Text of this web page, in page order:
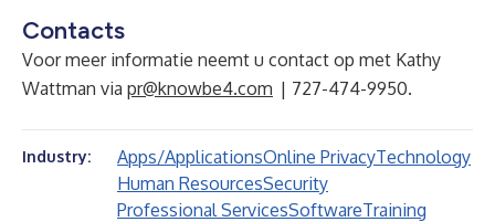
Contacts
Voor meer informatie neemt u contact op met Kathy
Wattman via pr@knowbe4.com | 727-474-9950.
Industry: Apps/ApplicationsOnline PrivacyTechnology
Human ResourcesSecurity
Professional ServicesSoftwareTraining